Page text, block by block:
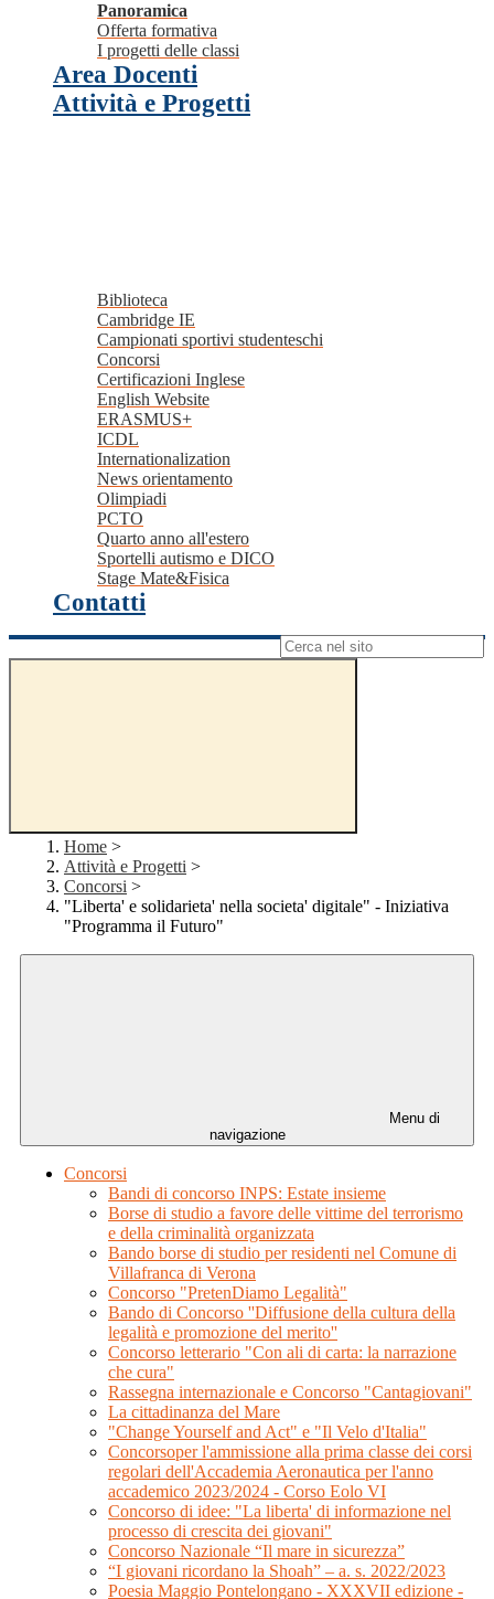
Panoramica
Offerta formativa
I progetti delle classi
Area Docenti
Attività e Progetti
Biblioteca
Cambridge IE
Campionati sportivi studenteschi
Concorsi
Certificazioni Inglese
English Website
ERASMUS+
ICDL
Internationalization
News orientamento
Olimpiadi
PCTO
Quarto anno all'estero
Sportelli autismo e DICO
Stage Mate&Fisica
Contatti
Campo di ricerca per le pagine del sito
Home >
Attività e Progetti >
Concorsi >
"Liberta' e solidarieta' nella societa' digitale" - Iniziativa
"Programma il Futuro"
Menu di
navigazione
Concorsi
Bandi di concorso INPS: Estate insieme
Borse di studio a favore delle vittime del terrorismo
e della criminalità organizzata
Bando borse di studio per residenti nel Comune di
Villafranca di Verona
Concorso "PretenDiamo Legalità"
Bando di Concorso ''Diffusione della cultura della
legalità e promozione del merito''
Concorso letterario "Con ali di carta: la narrazione
che cura"
Rassegna internazionale e Concorso "Cantagiovani"
La cittadinanza del Mare
"Change Yourself and Act" e "Il Velo d'Italia"
Concorsoper l'ammissione alla prima classe dei corsi
regolari dell'Accademia Aeronautica per l'anno
accademico 2023/2024 - Corso Eolo VI
Concorso di idee: "La liberta' di informazione nel
processo di crescita dei giovani"
Concorso Nazionale “Il mare in sicurezza”
“I giovani ricordano la Shoah” – a. s. 2022/2023
Poesia Maggio Pontelongano - XXXVII edizione -